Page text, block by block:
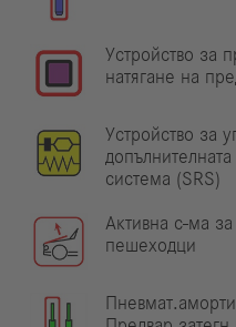
Устройство за
натягане на
Устройство за
система (SRS)
Активна с-ма
пешеходци